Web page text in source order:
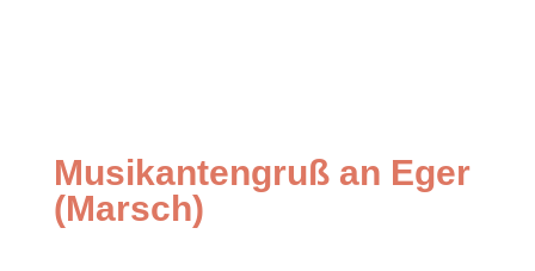
Musikantengruß an Eger
(Marsch)